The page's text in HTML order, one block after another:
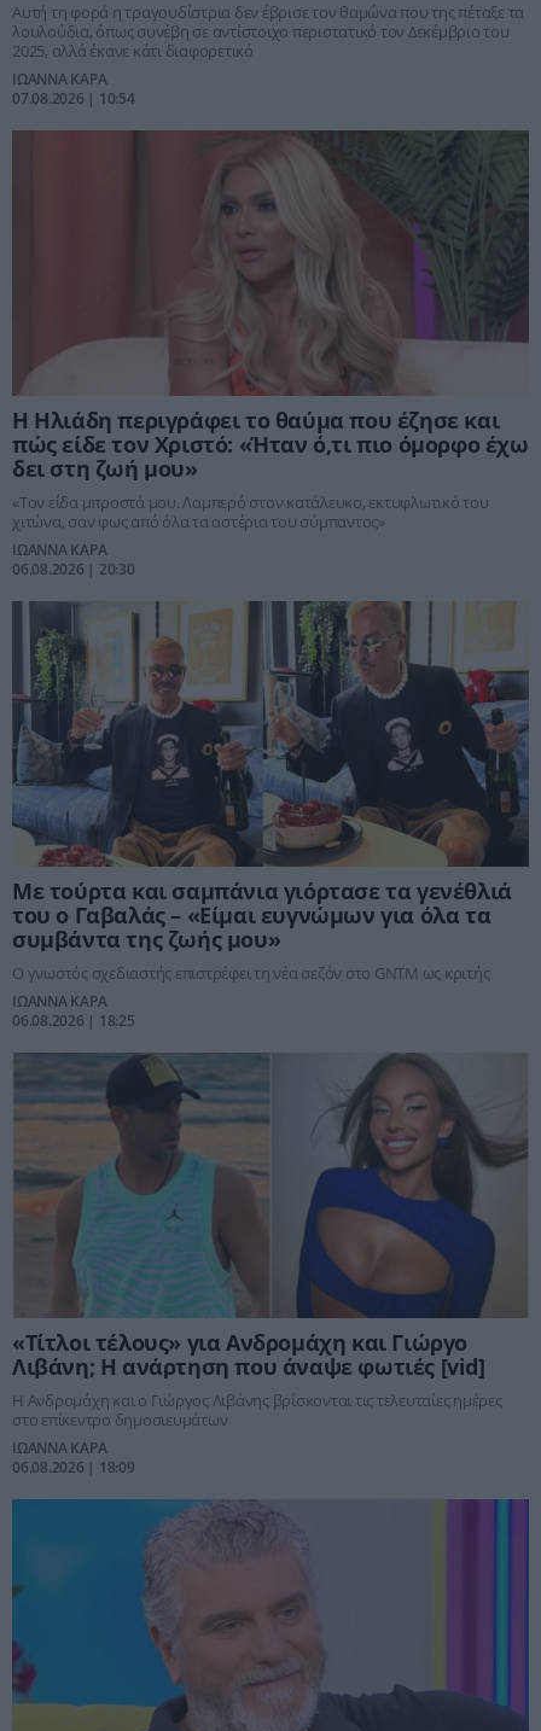
Αυτή τη φορά η τραγουδίστρια δεν έβρισε τον θαμώνα που της πέταξε τα
λουλούδια, όπως συνέβη σε αντίστοιχο περιστατικό τον Δεκέμβριο του
2025, αλλά έκανε κάτι διαφορετικό
ΙΩΑΝΝΑ ΚΑΡΑ
07.08.2026 | 10:54
Η Ηλιάδη περιγράφει το θαύμα που έζησε και
πώς είδε τον Χριστό: «Ήταν ό,τι πιο όμορφο έχω
δει στη ζωή μου»
«Tον είδα μπροστά μου. Λαμπερό στον κατάλευκο, εκτυφλωτικό του
χιτώνα, σαν φως από όλα τα αστέρια του σύμπαντος»
ΙΩΑΝΝΑ ΚΑΡΑ
06.08.2026 | 20:30
Με τούρτα και σαμπάνια γιόρτασε τα γενέθλιά
του ο Γαβαλάς – «Είμαι ευγνώμων για όλα τα
συμβάντα της ζωής μου»
Ο γνωστός σχεδιαστής επιστρέφει τη νέα σεζόν στο GNTM ως κριτής
ΙΩΑΝΝΑ ΚΑΡΑ
06.08.2026 | 18:25
«Τίτλοι τέλους» για Ανδρομάχη και Γιώργο
Λιβάνη; Η ανάρτηση που άναψε φωτιές [vid]
Η Ανδρομάχη και ο Γιώργος Λιβάνης βρίσκονται τις τελευταίες ημέρες
στο επίκεντρο δημοσιευμάτων
ΙΩΑΝΝΑ ΚΑΡΑ
06.08.2026 | 18:09